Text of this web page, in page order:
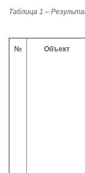
Таблица 1 –
№ Объект